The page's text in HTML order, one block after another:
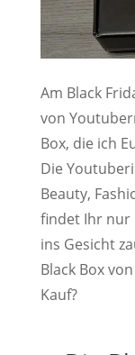
Am Black
von
Box, die ich
Die
Beauty,
findet Ihr nur
ins Gesicht
Black Box
Kauf?